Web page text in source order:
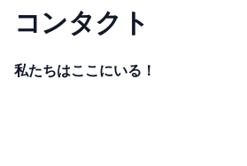
コンタクト
私たちはここにいる！